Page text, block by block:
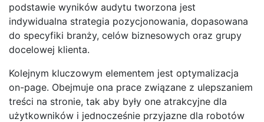
podstawie wyników audytu tworzona jest
indywidualna strategia pozycjonowania, dopasowana
do specyfiki branży, celów biznesowych oraz grupy
docelowej klienta.
Kolejnym kluczowym elementem jest optymalizacja
on-page. Obejmuje ona prace związane z ulepszaniem
treści na stronie, tak aby były one atrakcyjne dla
użytkowników i jednocześnie przyjazne dla robotów